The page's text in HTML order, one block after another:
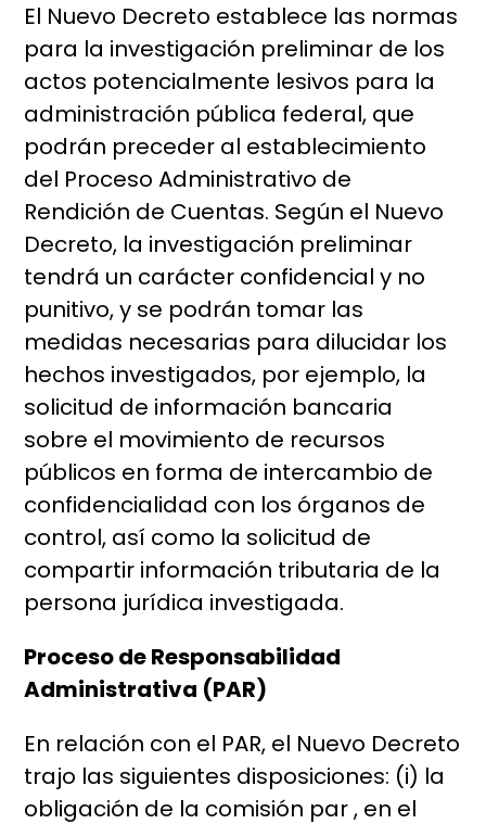
El Nuevo Decreto establece las normas
para la investigación preliminar de los
actos potencialmente lesivos para la
administración pública federal, que
podrán preceder al establecimiento
del Proceso Administrativo de
Rendición de Cuentas. Según el Nuevo
Decreto, la investigación preliminar
tendrá un carácter confidencial y no
punitivo, y se podrán tomar las
medidas necesarias para dilucidar los
hechos investigados, por ejemplo, la
solicitud de información bancaria
sobre el movimiento de recursos
públicos en forma de intercambio de
confidencialidad con los órganos de
control, así como la solicitud de
compartir información tributaria de la
persona jurídica investigada.
Proceso de Responsabilidad
Administrativa (PAR)
En relación con el PAR, el Nuevo Decreto
trajo las siguientes disposiciones: (i) la
obligación de la comisión par , en el